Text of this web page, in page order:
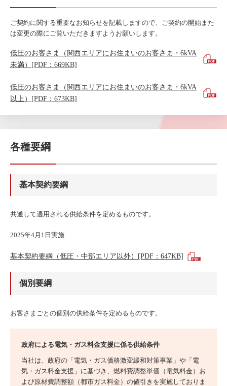
ご契約に関する重要なお知らせを記載しますので、ご契約の開始また
は変更の際にご覧いただきますようお願いします。
低圧のお客さま（関西エリアにお住まいのお客さま・6kVA
未満）[PDF：669KB]
低圧のお客さま（関西エリアにお住まいのお客さま・6kVA
以上）[PDF：673KB]
各種要綱
基本契約要綱
共通して適用される供給条件を定めるものです。
2025年4月1日実施
基本契約要綱（低圧・中部エリア以外）[PDF：647KB]
個別要綱
お客さまごとの個別の供給条件を定めるものです。
政府による電気・ガス料金支援に係る供給条件
当社は、政府の「電気・ガス価格激変緩和対策事業」や「電
気・ガス料金支援」に基づき、燃料費調整単価（電気料金）お
よび原材費調整額（都市ガス料金）の値引きを実施しておりま